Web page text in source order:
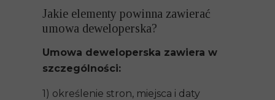
Jakie elementy powinna zawierać
umowa deweloperska?
Umowa deweloperska zawiera w
szczególności:
1) określenie stron, miejsca i daty